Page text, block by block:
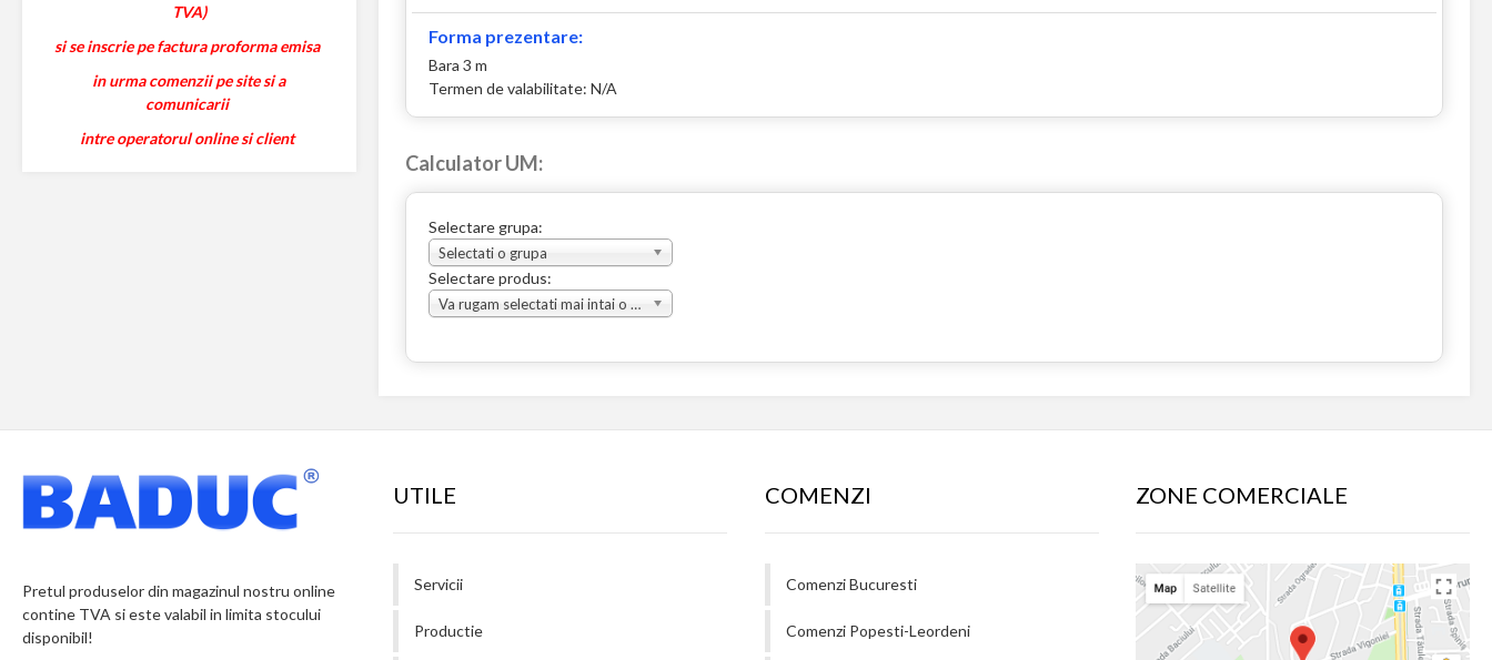
TVA)
si se inscrie pe factura proforma emisa
in urma comenzii pe site si a
comunicarii
intre operatorul online si client
Forma prezentare:
Bara 3 m
Termen de valabilitate: N/A
Calculator UM:
Selectare grupa:
Selectati o grupa
Selectare produs:
Va rugam selectati mai intai o grupa
Pretul produselor din magazinul nostru online
contine TVA si este valabil in limita stocului
disponibil!
UTILE
Servicii
Productie
COMENZI
Comenzi Bucuresti
Comenzi Popesti-Leordeni
ZONE COMERCIALE